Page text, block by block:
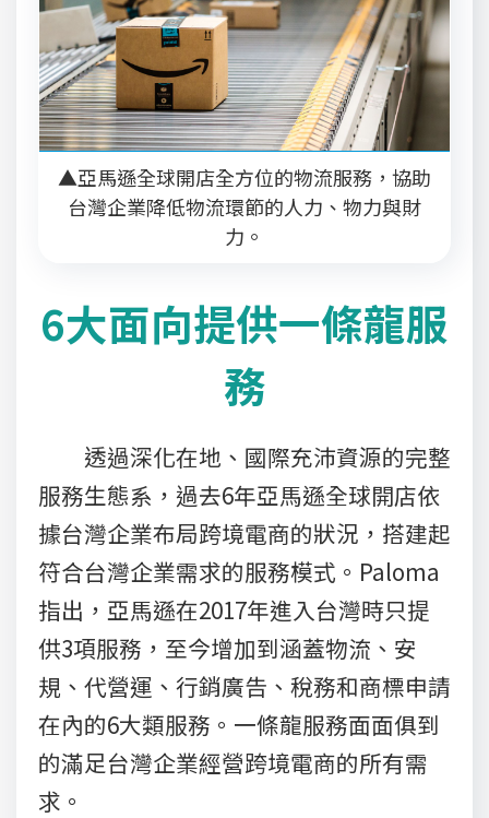
▲亞馬遜全球開店全方位的物流服務，協助
台灣企業降低物流環節的人力、物力與財
力。
6大面向提供一條龍服
務
透過深化在地、國際充沛資源的完整
服務生態系，過去6年亞馬遜全球開店依
據台灣企業布局跨境電商的狀況，搭建起
符合台灣企業需求的服務模式。Paloma
指出，亞馬遜在2017年進入台灣時只提
供3項服務，至今增加到涵蓋物流、安
規、代營運、行銷廣告、稅務和商標申請
在內的6大類服務。一條龍服務面面俱到
的滿足台灣企業經營跨境電商的所有需
求。